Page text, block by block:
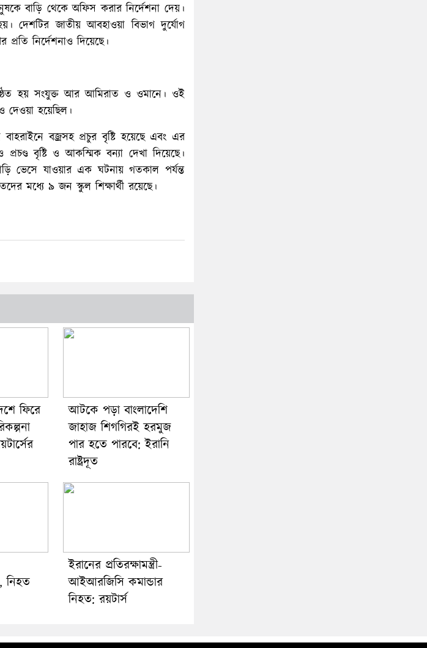
বাড়ি থেকে অফিস করার নির্দেশনা দেয়।
দেশটির জাতীয় আবহাওয়া বিভাগ দুর্যোগ
নির্দেশনাও দিয়েছে।
হয় সংযুক্ত আর আমিরাত ও ওমানে। ওই
দেওয়া হয়েছিল।
বজ্রসহ প্রচুর বৃষ্টি হয়েছে এবং এর
বৃষ্টি ও আকস্মিক বন্যা দেখা দিয়েছে।
ভেসে যাওয়ার এক ঘটনায় গতকাল পর্যন্ত
মধ্যে ৯ জন স্কুল শিক্ষার্থী রয়েছে।
ফিরে
আটকে পড়া বাংলাদেশি
জাহাজ শিগগিরই হরমুজ
পার হতে পারবে: ইরানি
রাষ্ট্রদূত
নিহত
ইরানের প্রতিরক্ষামন্ত্রী-
আইআরজিসি কমান্ডার
নিহত: রয়টার্স